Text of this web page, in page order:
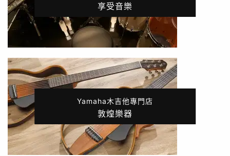
享受音樂
Yamaha木吉他專門店
敦煌樂器